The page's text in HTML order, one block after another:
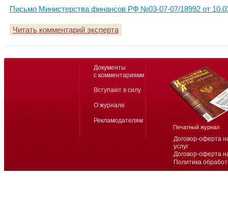
Письмо Министерства финансов РФ №03-07-07/18992 от
Читать комментарий эксперта
Договор-оферта
услуг
Договор-оферта
Политика
Документы
с комментариями
Вступают в силу
О журнале
Рекламодателям
Печатный журнал